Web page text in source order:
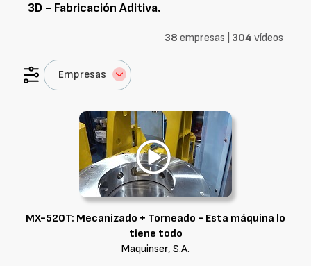
3D - Fabricación Aditiva.
38 empresas | 304 vídeos
Empresas
MX-520T: Mecanizado + Torneado - Esta máquina lo
tiene todo
Maquinser, S.A.